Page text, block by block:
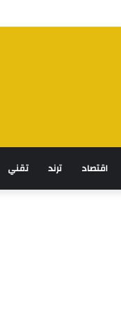
اقتصاد ترند تقني